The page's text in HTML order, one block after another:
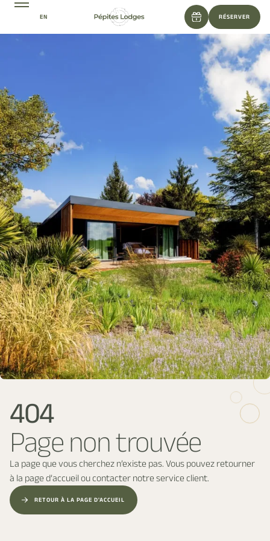
EN RÉSERVER
404
Page non trouvée
La page que vous cherchez n’existe pas. Vous pouvez retourner
à la page d’accueil ou contacter notre service client.
RETOUR À LA PAGE D'ACCUEIL